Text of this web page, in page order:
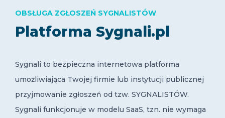
Platforma Sygnali.pl
OBSŁUGA ZGŁOSZEŃ SYGNALISTÓW
Sygnali to bezpieczna internetowa platforma
umożliwiająca Twojej firmie lub instytucji publicznej
przyjmowanie zgłoszeń od tzw. SYGNALISTÓW.
Sygnali funkcjonuje w modelu SaaS, tzn. nie wymaga